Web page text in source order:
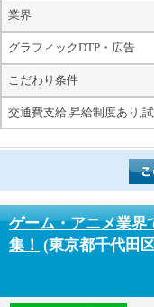
業界
グラフィックDTP・広告
こだわり条件
交通費支給,昇給制度あり,
ゲーム・アニメ業界
集！ (東京都千代田